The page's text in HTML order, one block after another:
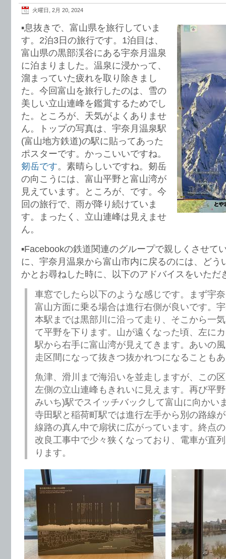
火曜日, 2月 20, 2024
▪️息抜きで、富山県を旅行していま
す。2泊3日の旅行です。1泊目は、
富山県の黒部渓谷にある宇奈月温泉
に泊まりました。温泉に浸かって、
溜まっていた疲れを取り除きまし
た。今回富山を旅行したのは、雪の
美しい立山連峰を鑑賞するためでし
た。ところが、天気がよくありませ
ん。トップの写真は、宇奈月温泉駅
(富山地方鉄道)の駅に貼ってあった
ポスターです。かっこいいですね。
剱岳です。素晴らしいですね。剱岳
の向こうには、富山平野と富山湾が
見えています。ところが、です。今
回の旅行で、雨が降り続けていま
す。まったく、立山連峰は見えませ
ん。
▪️Facebookの鉄道関連のグループで親しくさせて
に、宇奈月温泉から富山市内に戻るのには、どう
かとお尋ねした時に、以下のアドバイスをいただ
車窓でしたら以下のような感じです。まず宇
富山方面に乗る場合は進行右側が良いです。
本駅までは黒部川に沿って走り、そこから一
て平野を下ります。山が遠くなった頃、左に
駅から右手に富山湾が見えてきます。あいの
走区間になって抜きつ抜かれつになることも
魚津、滑川まで海沿いを並走しますが、この
左側の立山連峰もきれいに見えます。再び平
みいち)駅でスイッチバックして富山に向かい
寺田駅と稲荷町駅では進行左手から別の路線
線路の真ん中で扇状に広がっています。終点
改良工事中で少々狭くなっており、電車が直
ります。